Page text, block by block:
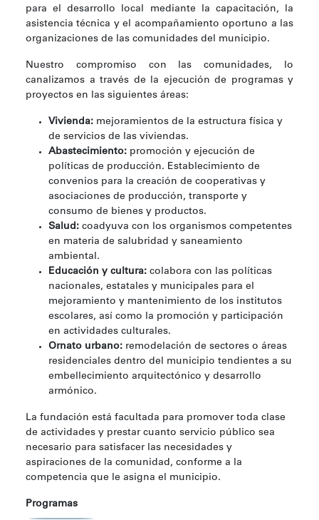
para el desarrollo local mediante la capacitación, la
asistencia técnica y el acompañamiento oportuno a las
organizaciones de las comunidades del municipio.
Nuestro compromiso con las comunidades, lo
canalizamos a través de la ejecución de programas y
proyectos en las siguientes áreas:
Vivienda: mejoramientos de la estructura física y
de servicios de las viviendas.
Abastecimiento: promoción y ejecución de
políticas de producción. Establecimiento de
convenios para la creación de cooperativas y
asociaciones de producción, transporte y
consumo de bienes y productos.
Salud: coadyuva con los organismos competentes
en materia de salubridad y saneamiento
ambiental.
Educación y cultura: colabora con las políticas
nacionales, estatales y municipales para el
mejoramiento y mantenimiento de los institutos
escolares, así como la promoción y participación
en actividades culturales.
Ornato urbano: remodelación de sectores o áreas
residenciales dentro del municipio tendientes a su
embellecimiento arquitectónico y desarrollo
armónico.
La fundación está facultada para promover toda clase
de actividades y prestar cuanto servicio público sea
necesario para satisfacer las necesidades y
aspiraciones de la comunidad, conforme a la
competencia que le asigna el municipio.
Programas